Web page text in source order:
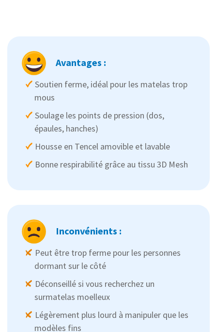
Avantages :
Soutien ferme, idéal pour les matelas trop
mous
Soulage les points de pression (dos,
épaules, hanches)
Housse en Tencel amovible et lavable
Bonne respirabilité grâce au tissu 3D Mesh
Inconvénients :
Peut être trop ferme pour les personnes
dormant sur le côté
Déconseillé si vous recherchez un
surmatelas moelleux
Légèrement plus lourd à manipuler que les
modèles fins